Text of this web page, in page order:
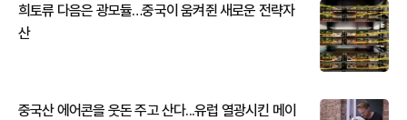
희토류 다음은 광모듈…중국이 움켜쥔 새로운 전략자
산
중국산 에어콘을 웃돈 주고 산다...유럽 열광시킨 메이